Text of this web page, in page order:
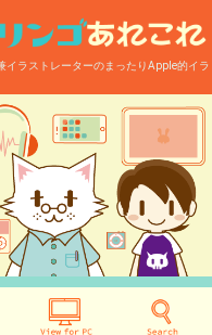
イラストレーターのまったりApple的イラ